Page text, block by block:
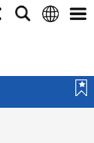
搜
语
选